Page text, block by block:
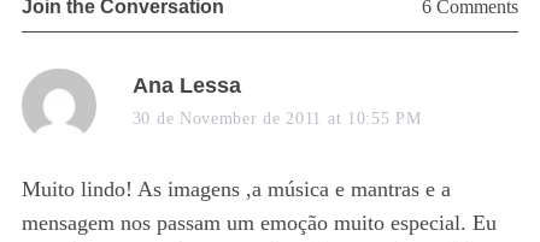
Join the Conversation 6 Comments
s
a
s
:
Ana Lessa
30 de November de 2011 at 10:55 PM
Muito lindo! As imagens ,a música e mantras e a
mensagem nos passam um emoção muito especial. Eu